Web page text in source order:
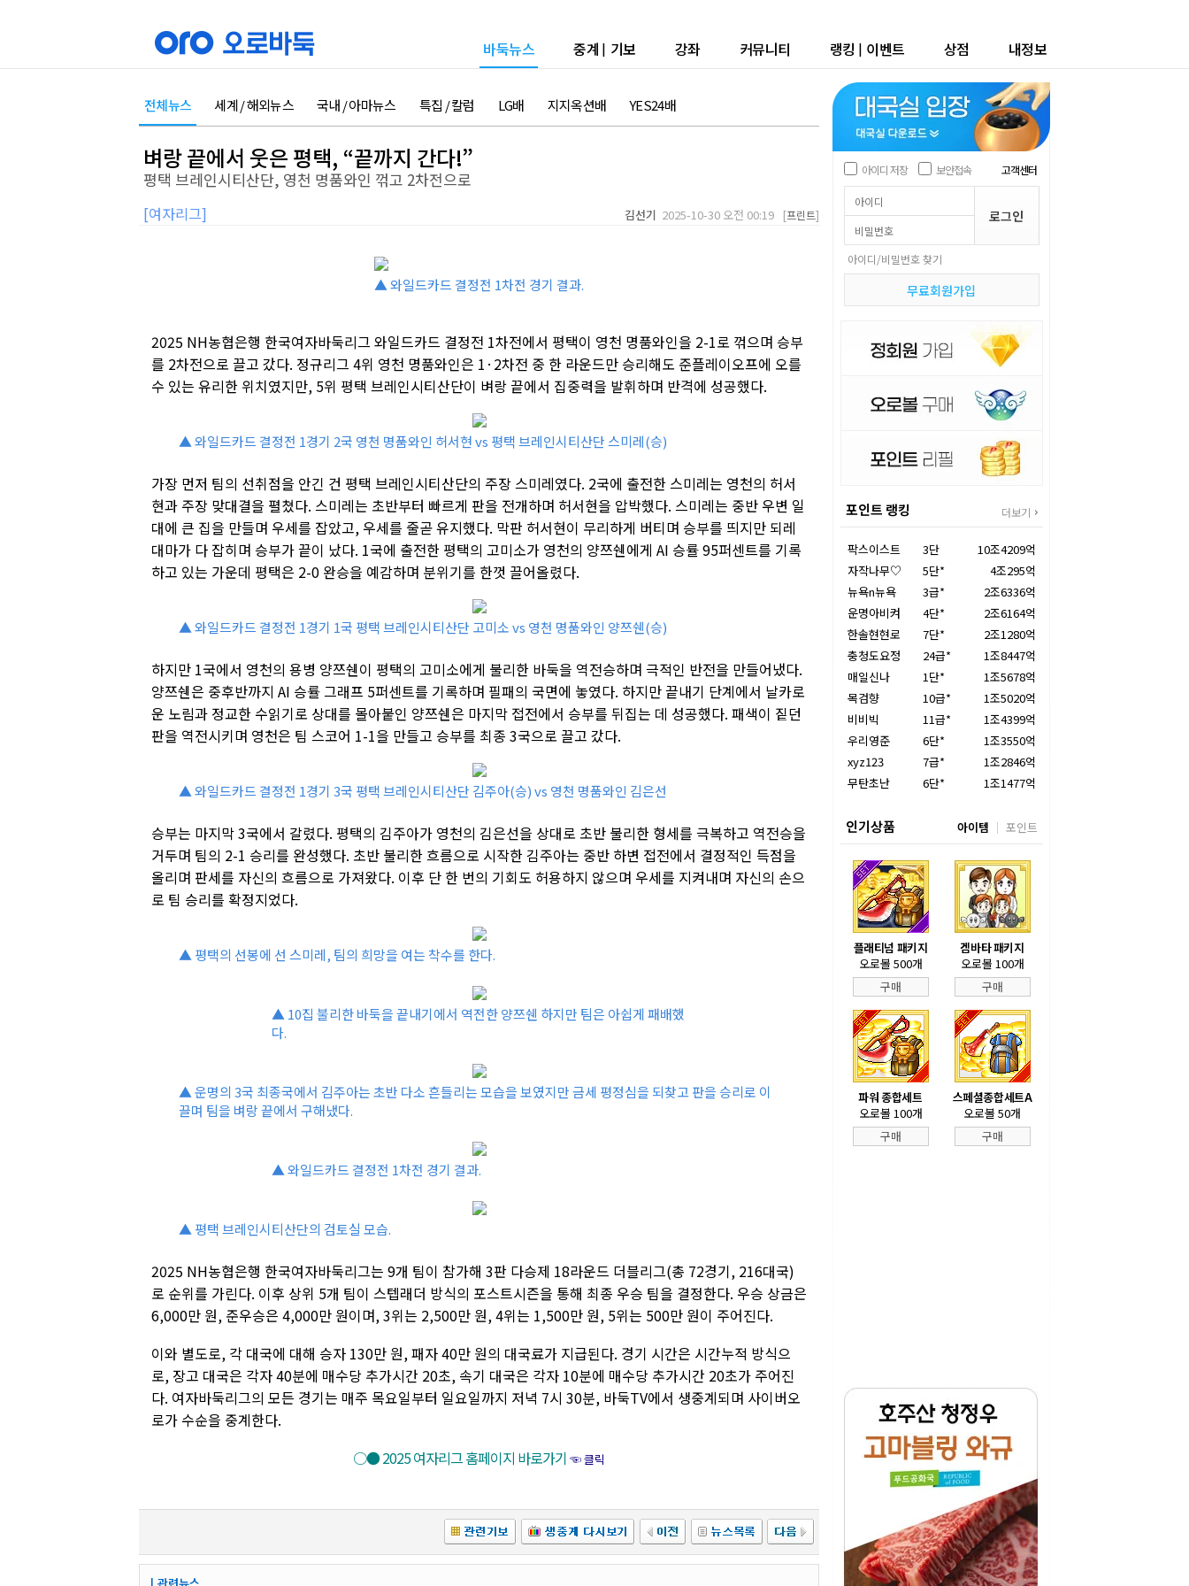
바둑뉴스 중계 | 기보 강좌 커뮤니티 랭킹 | 이벤트 상점 내정보
전체뉴스 세계 / 해외뉴스 국내 / 아마뉴스 특집 / 칼럼 LG배 지지옥션배 YES24배
벼랑 끝에서 웃은 평택, “끝까지 간다!”
평택 브레인시티산단, 영천 명품와인 꺾고 2차전으로
[여자리그] 김선기 2025-10-30 오전 00:19 [프린트]
▲ 와일드카드 결정전 1차전 경기 결과.
2025 NH농협은행 한국여자바둑리그 와일드카드 결정전 1차전에서 평택이 영천 명품와인을 2-1로 꺾으며 승부
를 2차전으로 끌고 갔다. 정규리그 4위 영천 명품와인은 1·2차전 중 한 라운드만 승리해도 준플레이오프에 오를
수 있는 유리한 위치였지만, 5위 평택 브레인시티산단이 벼랑 끝에서 집중력을 발휘하며 반격에 성공했다.
▲ 와일드카드 결정전 1경기 2국 영천 명품와인 허서현 vs 평택 브레인시티산단 스미레(승)
가장 먼저 팀의 선취점을 안긴 건 평택 브레인시티산단의 주장 스미레였다. 2국에 출전한 스미레는 영천의 허서
현과 주장 맞대결을 펼쳤다. 스미레는 초반부터 빠르게 판을 전개하며 허서현을 압박했다. 스미레는 중반 우변 일
대에 큰 집을 만들며 우세를 잡았고, 우세를 줄곧 유지했다. 막판 허서현이 무리하게 버티며 승부를 띄지만 되레
대마가 다 잡히며 승부가 끝이 났다. 1국에 출전한 평택의 고미소가 영천의 양쯔쉔에게 AI 승률 95퍼센트를 기록
하고 있는 가운데 평택은 2-0 완승을 예감하며 분위기를 한껏 끌어올렸다.
▲ 와일드카드 결정전 1경기 1국 평택 브레인시티산단 고미소 vs 영천 명품와인 양쯔쉔(승)
하지만 1국에서 영천의 용병 양쯔쉔이 평택의 고미소에게 불리한 바둑을 역전승하며 극적인 반전을 만들어냈다.
양쯔쉔은 중후반까지 AI 승률 그래프 5퍼센트를 기록하며 필패의 국면에 놓였다. 하지만 끝내기 단계에서 날카로
운 노림과 정교한 수읽기로 상대를 몰아붙인 양쯔쉔은 마지막 접전에서 승부를 뒤집는 데 성공했다. 패색이 짙던
판을 역전시키며 영천은 팀 스코어 1-1을 만들고 승부를 최종 3국으로 끌고 갔다.
▲ 와일드카드 결정전 1경기 3국 평택 브레인시티산단 김주아(승) vs 영천 명품와인 김은선
승부는 마지막 3국에서 갈렸다. 평택의 김주아가 영천의 김은선을 상대로 초반 불리한 형세를 극복하고 역전승을
거두며 팀의 2-1 승리를 완성했다. 초반 불리한 흐름으로 시작한 김주아는 중반 하변 접전에서 결정적인 득점을
올리며 판세를 자신의 흐름으로 가져왔다. 이후 단 한 번의 기회도 허용하지 않으며 우세를 지켜내며 자신의 손으
로 팀 승리를 확정지었다.
▲ 평택의 선봉에 선 스미레, 팀의 희망을 여는 착수를 한다.
▲ 10집 불리한 바둑을 끝내기에서 역전한 양쯔쉔 하지만 팀은 아쉽게 패배했
다.
▲ 운명의 3국 최종국에서 김주아는 초반 다소 흔들리는 모습을 보였지만 금세 평정심을 되찾고 판을 승리로 이
끌며 팀을 벼랑 끝에서 구해냈다.
▲ 와일드카드 결정전 1차전 경기 결과.
▲ 평택 브레인시티산단의 검토실 모습.
2025 NH농협은행 한국여자바둑리그는 9개 팀이 참가해 3판 다승제 18라운드 더블리그(총 72경기, 216대국)
로 순위를 가린다. 이후 상위 5개 팀이 스텝래더 방식의 포스트시즌을 통해 최종 우승 팀을 결정한다. 우승 상금은
6,000만 원, 준우승은 4,000만 원이며, 3위는 2,500만 원, 4위는 1,500만 원, 5위는 500만 원이 주어진다.
이와 별도로, 각 대국에 대해 승자 130만 원, 패자 40만 원의 대국료가 지급된다. 경기 시간은 시간누적 방식으
로, 장고 대국은 각자 40분에 매수당 추가시간 20초, 속기 대국은 각자 10분에 매수당 추가시간 20초가 주어진
다. 여자바둑리그의 모든 경기는 매주 목요일부터 일요일까지 저녁 7시 30분, 바둑TV에서 생중계되며 사이버오
로가 수순을 중계한다.
○● 2025 여자리그 홈페이지 바로가기 ☜ 클릭
아이디 저장 보안접속 고객센터
아이디/비밀번호 찾기
무료회원가입
포인트 랭킹 더보기
팍스이스트 3단
10조4209억
자작나무♡
5단*
4조295억
뉴욕n뉴욕
3급*
2조6336억
운명아비켜
4단*
2조6164억
한솔현현로
7단*
2조1280억
충청도요정
24급*
1조8447억
매일신나
1단*
1조5678억
목검향
10급*
1조5020억
비비빅
11급*
1조4399억
우리영준
6단*
1조3550억
xyz123
7급*
1조2846억
무탄초난
6단* 1조1477억
인기상품 아이템 포인트
플래티넘 패키지
오로볼 500개
구매
겜바타 패키지
오로볼 100개
구매
파워 종합세트
오로볼 100개
구매
스페셜종합세트A
오로볼 50개
구매